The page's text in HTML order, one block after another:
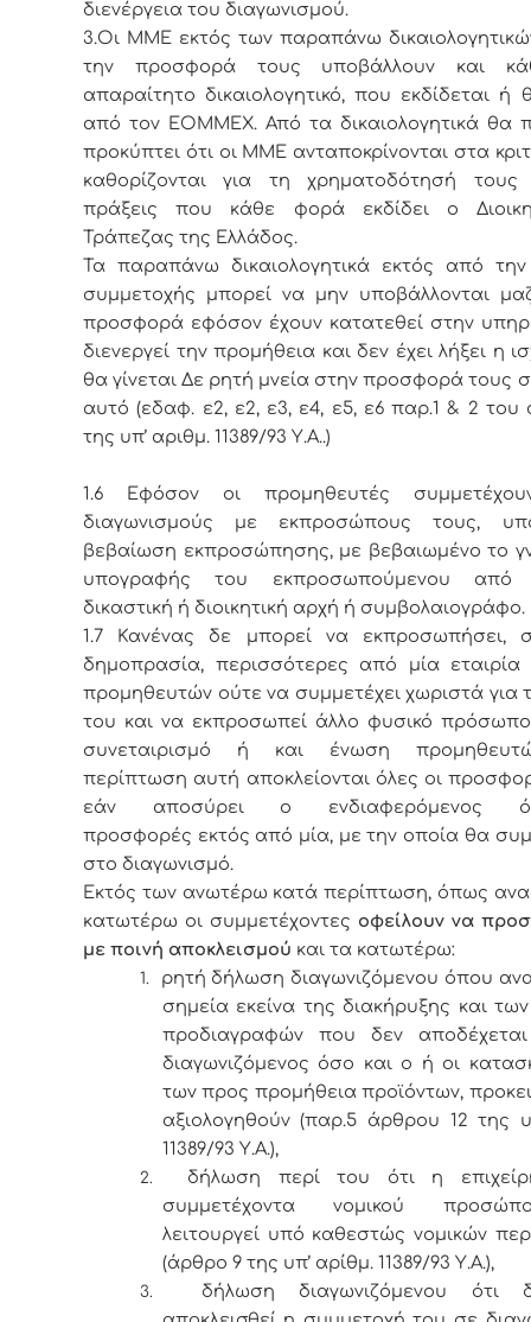
διενέργεια του διαγωνισμού.
3.Οι ΜΜΕ εκτός των παραπάνω
την προσφορά τους υποβάλλουν και
απαραίτητο δικαιολογητικό, που εκδίδεται ή
από τον ΕΟΜΜΕΧ. Από τα δικαιολογητικά θα
προκύπτει ότι οι ΜΜΕ ανταποκρίνονται στα
καθορίζονται για τη χρηματοδότησή
πράξεις που κάθε φορά εκδίδει ο
Τράπεζας της Ελλάδος.
Τα παραπάνω δικαιολογητικά εκτός από
συμμετοχής μπορεί να μην υποβάλλονται
προσφορά εφόσον έχουν κατατεθεί στην
διενεργεί την προμήθεια και δεν έχει λήξει η
θα γίνεται Δε ρητή μνεία στην προσφορά τους
αυτό (εδαφ. ε2, ε2, ε3, ε4, ε5, ε6 παρ.1 & 2 του
της υπ’ αριθμ. 11389/93 Υ.Α..)
1.6 Εφόσον οι προμηθευτές
διαγωνισμούς με εκπροσώπους τους,
βεβαίωση εκπροσώπησης, με βεβαιωμένο το
υπογραφής του εκπροσωπούμενου από
δικαστική ή διοικητική αρχή ή συμβολαιογράφο.
1.7 Κανένας δε μπορεί να εκπροσωπήσει,
δημοπρασία, περισσότερες από μία
προμηθευτών ούτε να συμμετέχει χωριστά για
του και να εκπροσωπεί άλλο φυσικό πρόσωπο,
συνεταιρισμό ή και ένωση
περίπτωση αυτή αποκλείονται όλες οι
εάν αποσύρει ο ενδιαφερόμενος
προσφορές εκτός από μία, με την οποία θα
στο διαγωνισμό.
Εκτός των ανωτέρω κατά περίπτωση, όπως
κατωτέρω οι συμμετέχοντες οφείλουν να
με ποινή αποκλεισμού και τα κατωτέρω:
1. ρητή δήλωση διαγωνιζόμενου όπου
σημεία εκείνα της διακήρυξης και των
προδιαγραφών που δεν
διαγωνιζόμενος όσο και ο ή οι
των προς προμήθεια προϊόντων,
αξιολογηθούν (παρ.5 άρθρου 12 της
11389/93 Υ.Α.),
2. δήλωση περί του ότι η
συμμετέχοντα νομικού
λειτουργεί υπό καθεστώς νομικών
(άρθρο 9 της υπ’ αρίθμ. 11389/93 Υ.Α.),
3. δήλωση διαγωνιζόμενου ότι